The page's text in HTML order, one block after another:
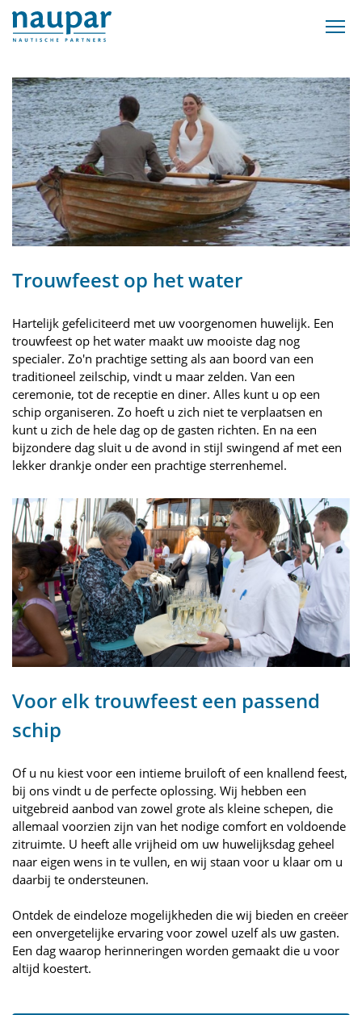
Trouwfeest op het water
Hartelijk gefeliciteerd met uw voorgenomen huwelijk. Een
trouwfeest op het water maakt uw mooiste dag nog
specialer. Zo'n prachtige setting als aan boord van een
traditioneel zeilschip, vindt u maar zelden. Van een
ceremonie, tot de receptie en diner. Alles kunt u op een
schip organiseren. Zo hoeft u zich niet te verplaatsen en
kunt u zich de hele dag op de gasten richten. En na een
bijzondere dag sluit u de avond in stijl swingend af met een
lekker drankje onder een prachtige sterrenhemel.
Voor elk trouwfeest een passend
schip
Of u nu kiest voor een intieme bruiloft of een knallend feest,
bij ons vindt u de perfecte oplossing. Wij hebben een
uitgebreid aanbod van zowel grote als kleine schepen, die
allemaal voorzien zijn van het nodige comfort en voldoende
zitruimte. U heeft alle vrijheid om uw huwelijksdag geheel
naar eigen wens in te vullen, en wij staan voor u klaar om u
daarbij te ondersteunen.
Ontdek de eindeloze mogelijkheden die wij bieden en creëer
een onvergetelijke ervaring voor zowel uzelf als uw gasten.
Een dag waarop herinneringen worden gemaakt die u voor
altijd koestert.